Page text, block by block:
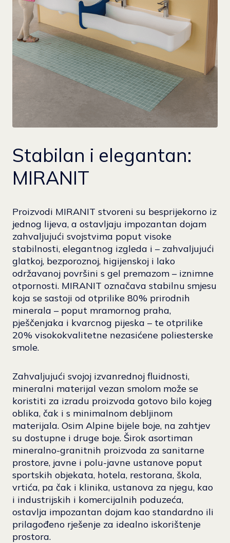
Stabilan i elegantan:
MIRANIT
Proizvodi MIRANIT stvoreni su besprijekorno iz
jednog lijeva, a ostavljaju impozantan dojam
zahvaljujući svojstvima poput visoke
stabilnosti, elegantnog izgleda i – zahvaljujući
glatkoj, bezporoznoj, higijenskoj i lako
održavanoj površini s gel premazom – iznimne
otpornosti. MIRANIT označava stabilnu smjesu
koja se sastoji od otprilike 80% prirodnih
minerala – poput mramornog praha,
pješčenjaka i kvarcnog pijeska – te otprilike
20% visokokvalitetne nezasićene poliesterske
smole.
Zahvaljujući svojoj izvanrednoj fluidnosti,
mineralni materijal vezan smolom može se
koristiti za izradu proizvoda gotovo bilo kojeg
oblika, čak i s minimalnom debljinom
materijala. Osim Alpine bijele boje, na zahtjev
su dostupne i druge boje. Širok asortiman
mineralno-granitnih proizvoda za sanitarne
prostore, javne i polu-javne ustanove poput
sportskih objekata, hotela, restorana, škola,
vrtića, pa čak i klinika, ustanova za njegu, kao
i industrijskih i komercijalnih poduzeća,
ostavlja impozantan dojam kao standardno ili
prilagođeno rješenje za idealno iskorištenje
prostora.